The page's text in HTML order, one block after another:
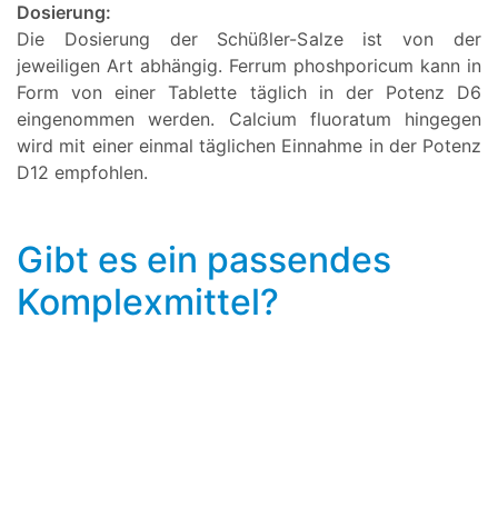
Dosierung:
Die Dosierung der Schüßler-Salze ist von der
jeweiligen Art abhängig. Ferrum phoshporicum kann in
Form von einer Tablette täglich in der Potenz D6
eingenommen werden. Calcium fluoratum hingegen
wird mit einer einmal täglichen Einnahme in der Potenz
D12 empfohlen.
Gibt es ein passendes
Komplexmittel?